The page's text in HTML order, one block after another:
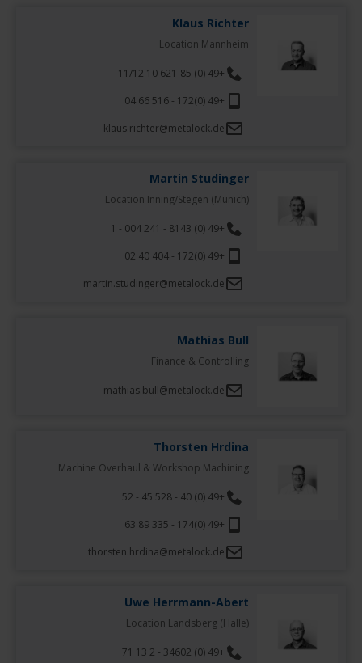
Klaus Richter
Location Mannheim
+49 (0) 621-85 10 11/12
+49 (0)172 - 516 66 04
klaus.richter@metalock.de
Martin Studinger
Location Inning/Stegen (Munich)
+49 (0) 8143 - 241 004 - 1
+49 (0)172 - 404 40 02
martin.studinger@metalock.de
Mathias Bull
Finance & Controlling
mathias.bull@metalock.de
Thorsten Hrdina
Machine Overhaul & Workshop Machining
+49 (0) 40 - 528 45 - 52
+49 (0)174 - 335 89 63
thorsten.hrdina@metalock.de
Uwe Herrmann-Abert
Location Landsberg (Halle)
+49 (0) 34602 - 2 13 71